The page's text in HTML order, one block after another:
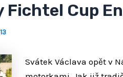
Fichtel Cup
Svátek Václava opět v